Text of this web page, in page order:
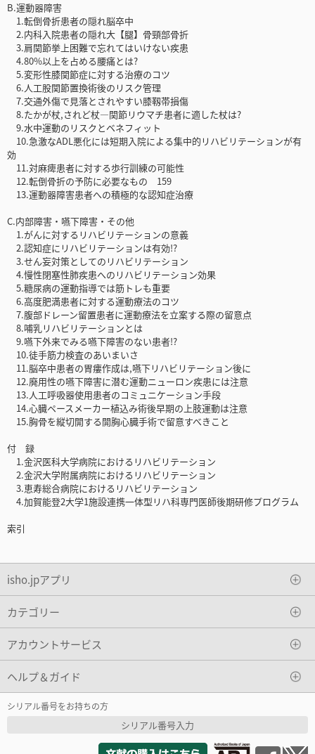
B.運動器障害
1.転倒骨折患者の隠れ脳卒中
2.内科入院患者の隠れ大【腿】骨頸部骨折
3.肩関節挙上困難で忘れてはいけない疾患
4.80%以上を占める腰痛とは?
5.変形性膝関節症に対する治療のコツ
6.人工股関節置換術後のリスク管理
7.交通外傷で見落とされやすい膝靱帯損傷
8.たかが杖,されど杖―関節リウマチ患者に適した杖は?
9.水中運動のリスクとベネフィット
10.急激なADL悪化には短期入院による集中的リハビリテーションが有
効
11.対麻痺患者に対する歩行訓練の可能性
12.転倒骨折の予防に必要なもの 159
13.運動器障害患者への積極的な認知症治療
C.内部障害・嚥下障害・その他
1.がんに対するリハビリテーションの意義
2.認知症にリハビリテーションは有効!?
3.せん妄対策としてのリハビリテーション
4.慢性閉塞性肺疾患へのリハビリテーション効果
5.糖尿病の運動指導では筋トレも重要
6.高度肥満患者に対する運動療法のコツ
7.腹部ドレーン留置患者に運動療法を立案する際の留意点
8.哺乳リハビリテーションとは
9.嚥下外来でみる嚥下障害のない患者!?
10.徒手筋力検査のあいまいさ
11.脳卒中患者の胃瘻作成は,嚥下リハビリテーション後に
12.廃用性の嚥下障害に潜む運動ニューロン疾患には注意
13.人工呼吸器使用患者のコミュニケーション手段
14.心臓ペースメーカー植込み術後早期の上肢運動は注意
15.胸骨を縦切開する開胸心臓手術で留意すべきこと
付 録
1.金沢医科大学病院におけるリハビリテーション
2.金沢大学附属病院におけるリハビリテーション
3.恵寿総合病院におけるリハビリテーション
4.加賀能登2大学1施設連携一体型リハ科専門医師後期研修プログラム
索引
isho.jpアプリ
カテゴリー
アカウントサービス
ヘルプ＆ガイド
シリアル番号をお持ちの方
シリアル番号入力